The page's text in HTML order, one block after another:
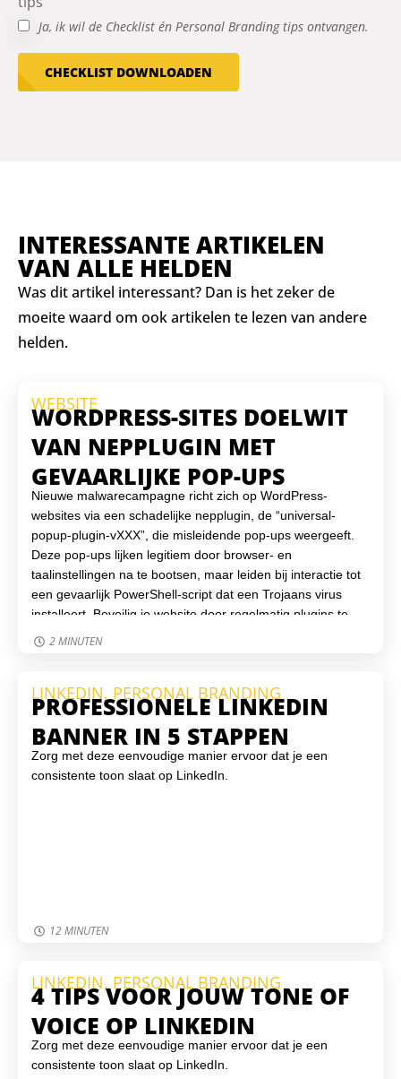
Ja, ik wil de Checklist én Personal Branding tips ontvangen.
CHECKLIST DOWNLOADEN
INTERESSANTE ARTIKELEN
VAN ALLE HELDEN
Was dit artikel interessant? Dan is het zeker de
moeite waard om ook artikelen te lezen van andere
helden.
WEBSITE
WORDPRESS-SITES DOELWIT
VAN NEPPLUGIN MET
GEVAARLIJKE POP-UPS
Nieuwe malwarecampagne richt zich op WordPress-
websites via een schadelijke nepplugin, de “universal-
popup-plugin-vXXX”, die misleidende pop-ups weergeeft.
Deze pop-ups lijken legitiem door browser- en
taalinstellingen na te bootsen, maar leiden bij interactie tot
een gevaarlijk PowerShell-script dat een Trojaans virus
installeert. Beveilig je website door regelmatig plugins te
controleren, een monitoring-tool in te stellen en sterke
beschermd te houden tegen online bedreigingen.
2 MINUTEN
LINKEDIN, PERSONAL BRANDING
PROFESSIONELE LINKEDIN
BANNER IN 5 STAPPEN
Zorg met deze eenvoudige manier ervoor dat je een
consistente toon slaat op LinkedIn.
12 MINUTEN
LINKEDIN, PERSONAL BRANDING
4 TIPS VOOR JOUW TONE OF
VOICE OP LINKEDIN
Zorg met deze eenvoudige manier ervoor dat je een
consistente toon slaat op LinkedIn.